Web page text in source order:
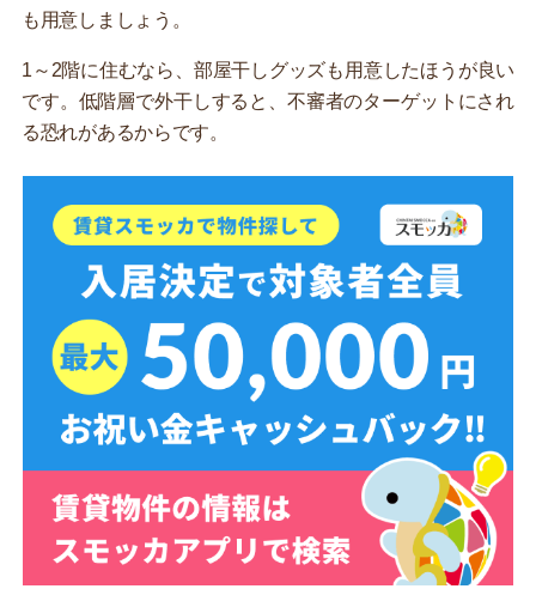
も用意しましょう。
1～2階に住むなら、部屋干しグッズも用意したほうが良い
です。低階層で外干しすると、不審者のターゲットにされ
る恐れがあるからです。